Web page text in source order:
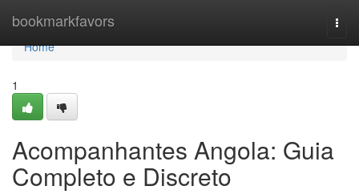
bookmarkfavors
Home
Home
1
Acompanhantes Angola: Guia
Completo e Discreto